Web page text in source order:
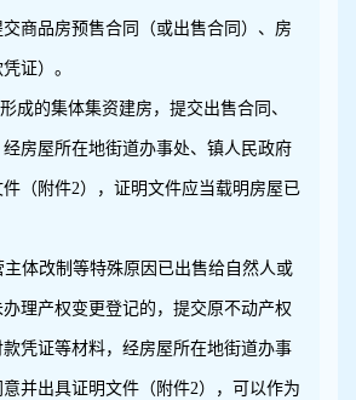
商品房预售合同（或出售合同）、房
证）。
成的集体集资建房，提交出售合同、
房屋所在地街道办事处、镇人民政府
件（附件2），证明文件应当载明房屋已
主体改制等特殊原因已出售给自然人或
理产权变更登记的，提交原不动产权
凭证等材料，经房屋所在地街道办事
并出具证明文件（附件2），可以作为